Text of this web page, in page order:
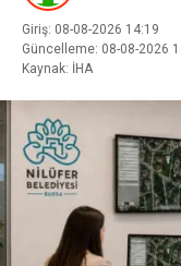
Giriş: 08-08-2026 14:19
Güncelleme: 08-08-2026
Kaynak: İHA